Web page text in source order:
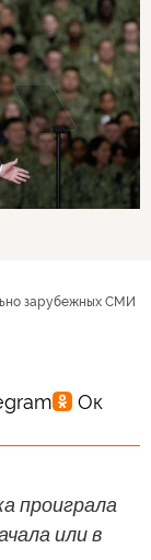
зарубежных СМИ
проиграла
или в